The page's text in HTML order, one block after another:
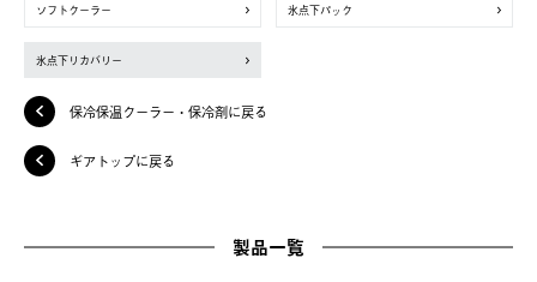
ソフトクーラー 氷点下パック
氷点下リカバリー
保冷保温クーラー・保冷剤に戻る
ギアトップに戻る
製品一覧